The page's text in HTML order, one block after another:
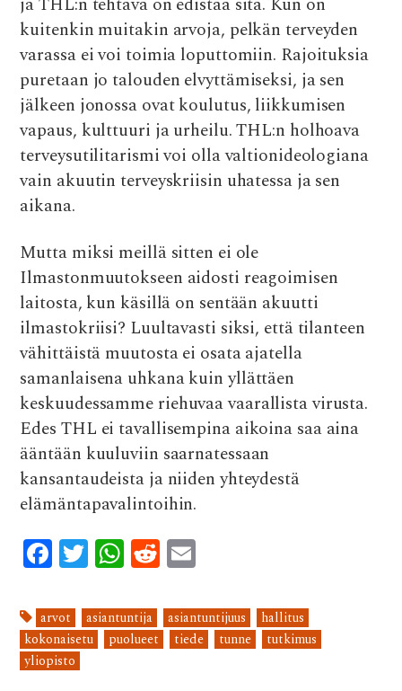
kuitenkin muitakin arvoja, pelkän terveyden
varassa ei voi toimia loputtomiin. Rajoituksia
puretaan jo talouden elvyttämiseksi, ja sen
jälkeen jonossa ovat koulutus, liikkumisen
vapaus, kulttuuri ja urheilu. THL:n holhoava
terveysutilitarismi voi olla valtionideologiana
vain akuutin terveyskriisin uhatessa ja sen
aikana.
Mutta miksi meillä sitten ei ole
Ilmastonmuutokseen aidosti reagoimisen
laitosta, kun käsillä on sentään akuutti
ilmastokriisi? Luultavasti siksi, että tilanteen
vähittäistä muutosta ei osata ajatella
samanlaisena uhkana kuin yllättäen
keskuudessamme riehuvaa vaarallista virusta.
Edes THL ei tavallisempina aikoina saa aina
ääntään kuuluviin saarnatessaan
kansantaudeista ja niiden yhteydestä
elämäntapavalintoihin.
F
ac
e
b
o
T
w
it
te
W
h
at
s
R
e
d
di
ai
l
arvot asiantuntija asiantuntijuus
hallitus
kokonaisetu
puolueet tiede tunne
tutkimus
yliopisto